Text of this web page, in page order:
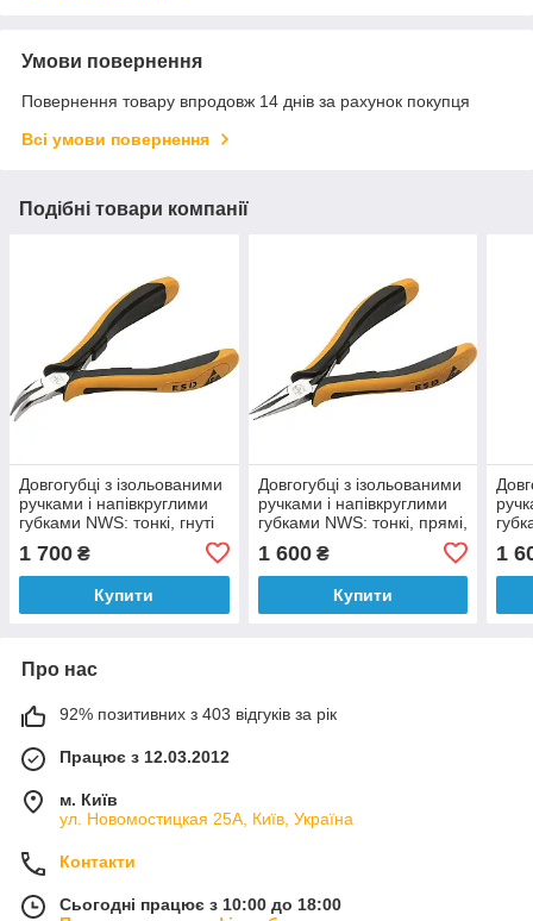
Умови повернення
Повернення товару впродовж 14 днів за рахунок покупця
Всі умови повернення
Подібні товари компанії
Довгогубці з ізольованими
ручками і напівкруглими
губками NWS: тонкі, гнуті
1 700 ₴
Купити
Довгогубці з ізольованими
ручками і напівкруглими
губками NWS: тонкі, прямі,
1 600₴
Купити
1
Про нас
92% позитивних з 403 відгуків за рік
Працює з 12.03.2012
м. Київ
ул. Новомостицкая 25А, Київ, Україна
Контакти
Сьогодні працює з 10:00 до 18:00